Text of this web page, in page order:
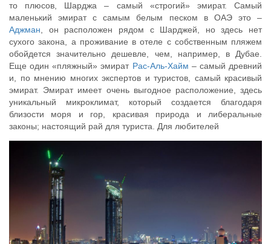
то плюсов, Шарджа – самый «строгий» эмират. Самый
маленький эмират с самым белым песком в ОАЭ это –
Аджман, он расположен рядом с Шарджей, но здесь нет
сухого закона, а проживание в отеле с собственным пляжем
обойдется значительно дешевле, чем, например, в Дубае.
Еще один «пляжный» эмират Рас-Аль-Хайм – самый древний
и, по мнению многих экспертов и туристов, самый красивый
эмират. Эмират имеет очень выгодное расположение, здесь
уникальный микроклимат, который создается благодаря
близости моря и гор, красивая природа и либеральные
законы; настоящий рай для туриста. Для любителей